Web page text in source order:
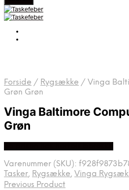
Forside / Rygsække / Vinga
Grøn Grøn
Vinga Baltimore
Grøn
Varenummer (SKU):
Tasker, Rygsække, Vinga
Previous Product